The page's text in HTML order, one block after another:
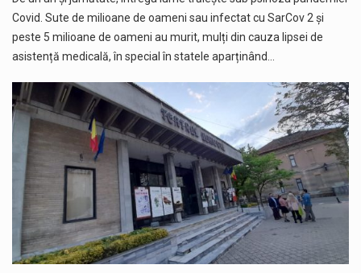
Covid. Sute de milioane de oameni sau infectat cu SarCov 2 și
peste 5 milioane de oameni au murit, mulți din cauza lipsei de
asistență medicală, în special în statele aparținând…